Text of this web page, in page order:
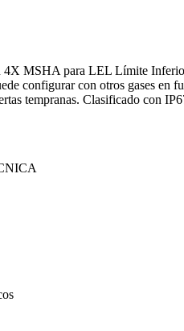
MSHA para LEL Límite
configurar con otros gases en
tempranas. Clasificado con